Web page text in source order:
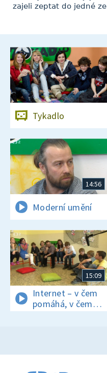
zajeli zeptat do jedné
Tykadlo
14:56
Moderní umění
15:09
Internet – v čem
pomáhá, v čem
ubližuje?